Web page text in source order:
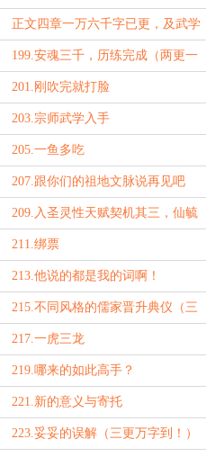
正文四章一万六千字已更，及武学
第四波罗列总结
199.安魂三千，历练完成（两更一
万字到！）
201.刚吹完就打脸
203.宗师武学入手
205.一鱼多吃
207.跟你们的祖地文脉说再见吧
（三更一万一千字到！）
209.入圣灵性天赋契机其三，仙毓
奇葩
211.绑票
213.他说的都是我的词啊！
215.不同风格的儒家晋升典仪（三
更一万一千字到！）
217.一虎三龙
219.哪来的如此高手？
221.新的意义与寄托
223.妥妥的误解（三更万字到！）